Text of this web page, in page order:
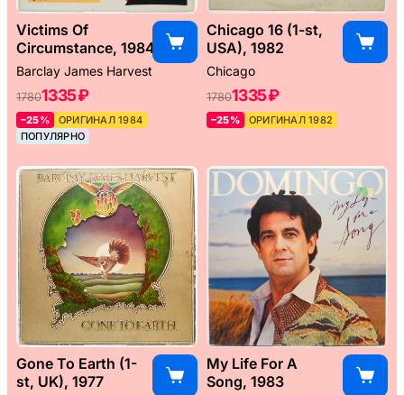
Victims Of
Circumstance, 1984
Barclay James Harvest
17801335 ₽
–25%
ОРИГИНАЛ 1984
ПОПУЛЯРНО
Chicago 16 (1-st,
USA), 1982
Chicago
17801335 ₽
–25% ОРИГИНАЛ 1982
Gone To Earth (1-
st, UK), 1977
My Life For A
Song, 1983